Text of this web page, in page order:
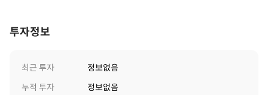
투자정보
최근 투자
정보없음
누적 투자
정보없음